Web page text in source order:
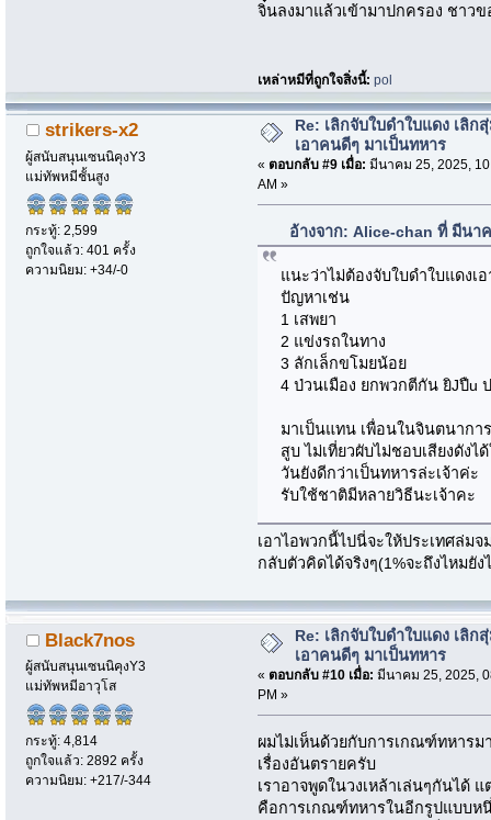
จิ๋นลงมาแล้วเข้ามาปกครอง ชาว
เหล่าหมีที่ถูกใจสิ่งนี้:pol
strikers-x2
ผู้สนับสนุนเซนนิคุงY3
แม่ทัพหมีชั้นสูง
กระทู้: 2,599
ถูกใจแล้ว: 401 ครั้ง
ความนิยม: +34/-0
Re: เลิกจับใบดำใบแดง เลิก
เอาคนดีๆ มาเป็นทหาร
« ตอบกลับ #9 เมื่อ: มีนาคม 25, 2025,
AM »
อ้างจาก: Alice-chan ที่ มีนา
แนะว่าไม่ต้องจับใบดำใบแดงเ
ปัญหาเช่น
1 เสพยา
2 แข่งรถในทาง
3 ลักเล็กขโมยน้อย
4 ป่วนเมือง ยกพวกตีกัน ยิJปืu
มาเป็นแทน เพื่อนในจินตนากา
สูบ ไม่เที่ยวผับไม่ชอบเสียงดังไ
วันยังดีกว่าเป็นทหารล่ะเจ้าค่ะ
รับใช้ชาติมีหลายวิธีนะเจ้าคะ
เอาไอพวกนี้ไปนี่จะให้ประเทศล่ม
กลับตัวคิดได้จริงๆ(1%จะถึงไหมยัง
Black7nos
ผู้สนับสนุนเซนนิคุงY3
แม่ทัพหมีอาวุโส
กระทู้: 4,814
ถูกใจแล้ว: 2892 ครั้ง
ความนิยม: +217/-344
Re: เลิกจับใบดำใบแดง เลิก
เอาคนดีๆ มาเป็นทหาร
« ตอบกลับ #10 เมื่อ: มีนาคม 25, 2025,
PM »
ผมไม่เห็นด้วยกับการเกณฑ์ทหาร
เรื่องอันตรายครับ
เราอาจพูดในวงเหล้าเล่นๆกันได้
คือการเกณฑ์ทหารในอีกรูปแบบห